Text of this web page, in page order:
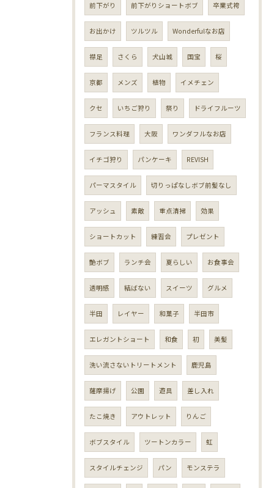
前下がり 前下がりショートボブ 卒業式袴
お出かけ ツルツル Wonderfulなお店
襟足 さくら 犬山城 国宝 桜
京都 メンズ 植物 イメチェン
クセ いちご狩り 祭り ドライフルーツ
フランス料理 大阪 ワンダフルなお店
イチゴ狩り パンケーキ REVISH
パーマスタイル 切りっぱなしボブ前髪なし
アッシュ 素敵 重点清掃 効果
ショートカット 練習会 プレゼント
艶ボブ ランチ会 夏らしい お食事会
透明感 結ばない スイーツ グルメ
半田 レイヤー 和菓子 半田市
エレガントショート 和食 初 美髪
洗い流さないトリートメント 鹿児島
薩摩揚げ 公園 遊具 差し入れ
たこ焼き アウトレット りんご
ボブスタイル ツートンカラー 虹
スタイルチェンジ パン モンステラ